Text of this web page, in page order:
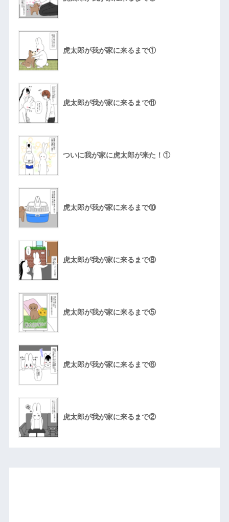
虎太郎が我が家に来るまで①
虎太郎が我が家に来るまで⑪
ついに我が家に虎太郎が来た！①
虎太郎が我が家に来るまで⑩
虎太郎が我が家に来るまで⑧
虎太郎が我が家に来るまで⑤
虎太郎が我が家に来るまで⑥
虎太郎が我が家に来るまで②